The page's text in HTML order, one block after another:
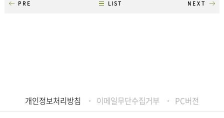
PRE LIST NEXT
개인정보처리방침 이메일무단수집거부 PC버전